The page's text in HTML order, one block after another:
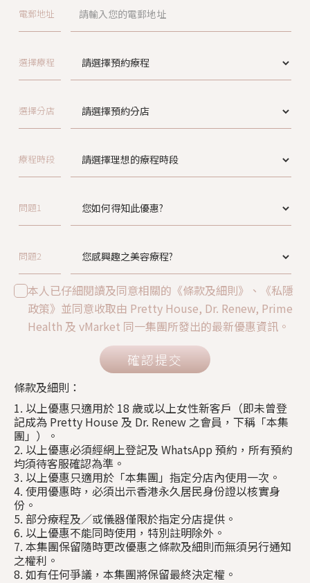
電郵地址
選擇療程
選擇分店
療程時段
問題1
問題2
本人已仔細閱讀及同意相關的《條款及細則》、《私隱
政策》並同意收取由 Pretty House, Dr. Renew, Prime
Health 及 vMarket 同一集團所發出的最新優惠資訊。
確認提交
條款及細則：
1. 以上優惠只適用於 18 歲或以上女性新客戶（即未曾登
記成為 Pretty House 及 Dr. Renew 之會員，下稱「本集
團」）。
2. 以上優惠必須經網上登記及 WhatsApp 預約，所有預約
均須待客服確認為準。
3. 以上優惠只適用於「本集團」指定分店內使用一次。
4. 使用優惠時，必須出示香港永久居民身份證以核實身
份。
5. 部分療程及／或儀器僅限於指定分店提供。
6. 以上優惠不能同時使用，特別註明除外。
7. 本集團保留隨時更改優惠之條款及細則而無須另行通知
之權利。
8. 如有任何爭議，本集團將保留最終決定權。